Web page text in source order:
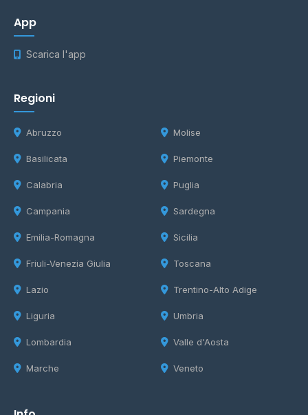
App
Scarica l'app
Regioni
Abruzzo
Basilicata
Calabria
Campania
Emilia-Romagna
Friuli-Venezia Giulia
Lazio
Liguria
Lombardia
Marche
Molise
Piemonte
Puglia
Sardegna
Sicilia
Toscana
Trentino-Alto Adige
Umbria
Valle d'Aosta
Veneto